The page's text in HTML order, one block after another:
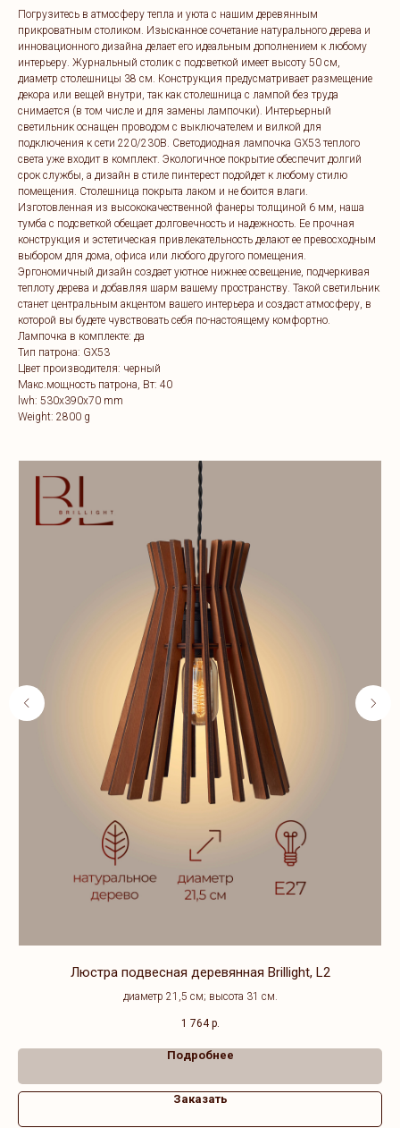
Погрузитесь в атмосферу тепла и уюта с нашим деревянным
прикроватным столиком. Изысканное сочетание натурального дерева и
инновационного дизайна делает его идеальным дополнением к любому
интерьеру. Журнальный столик с подсветкой имеет высоту 50 см,
диаметр столешницы 38 см. Конструкция предусматривает размещение
декора или вещей внутри, так как столешница с лампой без труда
снимается (в том числе и для замены лампочки). Интерьерный
светильник оснащен проводом с выключателем и вилкой для
подключения к сети 220/230В. Светодиодная лампочка GX53 теплого
света уже входит в комплект. Экологичное покрытие обеспечит долгий
срок службы, а дизайн в стиле пинтерест подойдет к любому стилю
помещения. Столешница покрыта лаком и не боится влаги.
Изготовленная из высококачественной фанеры толщиной 6 мм, наша
тумба с подсветкой обещает долговечность и надежность. Ее прочная
конструкция и эстетическая привлекательность делают ее превосходным
выбором для дома, офиса или любого другого помещения.
Эргономичный дизайн создает уютное нижнее освещение, подчеркивая
теплоту дерева и добавляя шарм вашему пространству. Такой светильник
станет центральным акцентом вашего интерьера и создаст атмосферу, в
которой вы будете чувствовать себя по-настоящему комфортно.
Лампочка в комплекте: да
Тип патрона: GX53
Цвет производителя: черный
Макс.мощность патрона, Вт: 40
lwh: 530x390x70 mm
Weight: 2800 g
Люстра подвесная деревянная Brillight, L2
диаметр 21,5 см; высота 31 см.
1 764 р.
Подробнее
Заказать